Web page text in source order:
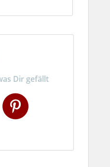
Dir gefällt